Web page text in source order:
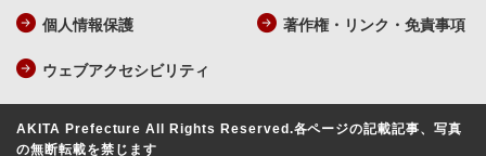
個人情報保護 著作権・リンク・免責事項
ウェブアクセシビリティ
AKITA Prefecture All Rights Reserved.各ページの記載記事、写真
の無断転載を禁じます